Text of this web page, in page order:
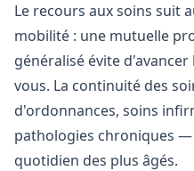
Le recours aux soins suit
mobilité : une mutuelle
généralisé évite
vous. La continuité des
d'ordonnances, soins
pathologies chroniques
quotidien des plus âgés.